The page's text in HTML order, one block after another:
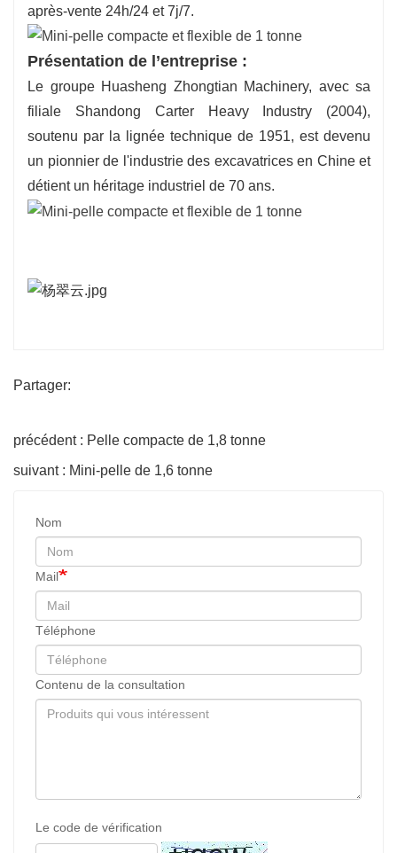
après-vente 24h/24 et 7j/7.
Présentation de l’entreprise :
Le groupe Huasheng Zhongtian Machinery, avec sa
filiale Shandong Carter Heavy Industry (2004),
soutenu par la lignée technique de 1951, est devenu
un pionnier de l'industrie des excavatrices en Chine et
détient un héritage industriel de 70 ans.
Partager:
précédent : Pelle compacte de 1,8 tonne
suivant : Mini-pelle de 1,6 tonne
Nom
Mail
Téléphone
Contenu de la consultation
Le code de vérification